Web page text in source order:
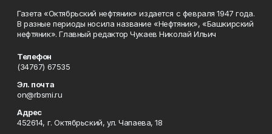
Газета «Октябрьский нефтяник» издается с февраля 1947 года.
В разные периоды носила название «Нефтяник», «Башкирский
нефтяник». Главный редактор Чукаев Николай Ильич
Телефон
(34767) 67535
Эл. почта
on@rbsmi.ru
Адрес
452614, г. Октябрьский, ул. Чапаева, 18